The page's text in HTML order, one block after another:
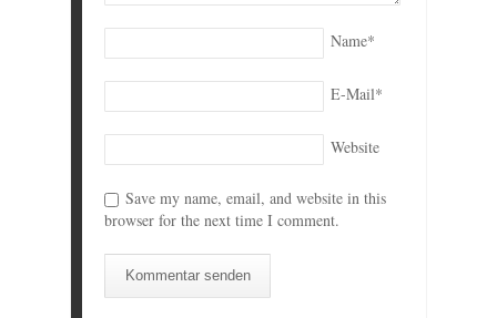
Name*
E-Mail*
Website
Save my name, email, and website in this
browser for the next time I comment.